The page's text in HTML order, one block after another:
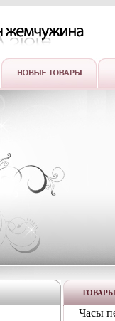
ТОВАРЫ
Часы